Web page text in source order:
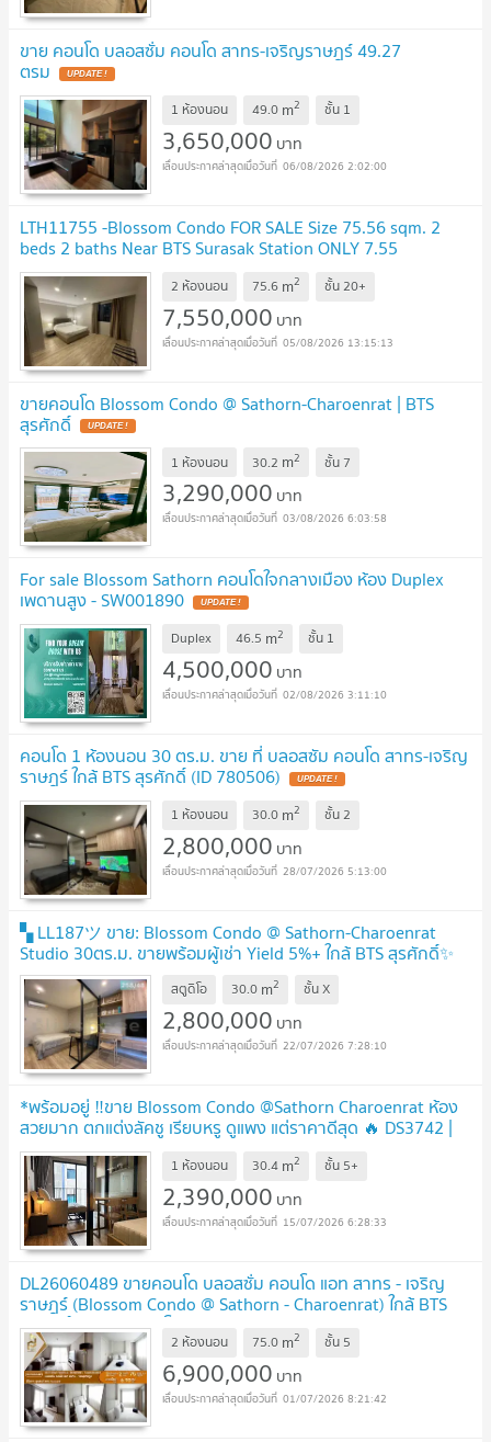
ขาย คอนโด บลอสซั่ม คอนโด สาทร-เจริญราษฎร์ 49.27
ตรม UPDATE !
1 ห้องนอน 49.0 m2 ชั้น 1
3,650,000 บาท
06/08/2026 2:02:00
LTH11755 -Blossom Condo FOR SALE Size 75.56 sqm. 2
beds 2 baths Near BTS Surasak Station ONLY 7.55
MB UPDATE !
2 ห้องนอน 75.6 m2 ชั้น20+
7,550,000 บาท
05/08/2026 13:15:13
ขายคอนโด Blossom Condo @ Sathorn-Charoenrat | BTS
สุรศักดิ์ UPDATE !
1 ห้องนอน 30.2 m2 ชั้น 7
3,290,000 บาท
03/08/2026 6:03:58
For sale Blossom Sathorn คอนโดใจกลางเมือง ห้อง Duplex
เพดานสูง - SW001890 UPDATE !
Duplex 46.5 m2 ชั้น 1
4,500,000 บาท
02/08/2026 3:11:10
คอนโด 1 ห้องนอน 30 ตร.ม. ขาย ที่ บลอสซัม คอนโด สาทร-เจริญ
ราษฎร์ ใกล้ BTS สุรศักดิ์ (ID 780506) UPDATE !
1 ห้องนอน 30.0 m2 ชั้น2
2,800,000 บาท
28/07/2026 5:13:00
▚ LL187ツ ขาย: Blossom Condo @ Sathorn-Charoenrat
Studio 30ตร.ม. ขายพร้อมผู้เช่า Yield 5%+ ใกล้ BTS สุรศักดิ์✨
สตูดิโอ 30.0 m2 ชั้นX
2,800,000 บาท
22/07/2026 7:28:10
*พร้อมอยู่ ‼️ขาย Blossom Condo @Sathorn Charoenrat ห้อง
สวยมาก ตกแต่งลัคชู เรียบหรู ดูแพง แต่ราคาดีสุด 🔥 DS3742 |
Line @Dstay
1 ห้องนอน 30.4 m2 ชั้น 5+
2,390,000 บาท
15/07/2026 6:28:33
DL26060489 ขายคอนโด บลอสซั่ม คอนโด แอท สาทร - เจริญ
ราษฎร์ (Blossom Condo @ Sathorn - Charoenrat) ใกล้ BTS
สุรศักดิ์ พร้อมเข้าอยู่ โทรด่วน 0638692663 LineID
@952jdxxk UPDATE ! 2 ห้องนอน 75.0 m2 ชั้น 5
6,900,000 บาท
01/07/2026 8:21:42